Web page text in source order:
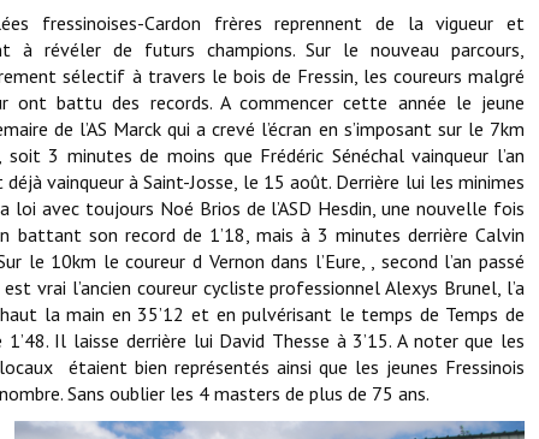
Fêtes et manifestations
Numéros d'urgence
Terrains et maisons à vendre
VOTRE MAIRIE
Elus et agents
L'équipe municipale
Le personnel municipal
Les moyens financiers
fressinoises-Cardon frères reprennent de la vigueur et
à révéler de futurs champions. Sur le nouveau parcours,
sélectif à travers le bois de Fressin, les coureurs malgré
ont battu des records. A commencer cette année le jeune
de l’AS Marck qui a crevé l’écran en s’imposant sur le 7km
soit 3 minutes de moins que Frédéric Sénéchal vainqueur l’an
déjà vainqueur à Saint-Josse, le 15 août. Derrière lui les minimes
avec toujours Noé Brios de l’ASD Hesdin, une nouvelle fois
battant son record de 1’18, mais à 3 minutes derrière Calvin
le 10km le coureur d Vernon dans l’Eure, , second l’an passé
vrai l’ancien coureur cycliste professionnel Alexys Brunel, l’a
la main en 35’12 et en pulvérisant le temps de Temps de
1’48. Il laisse derrière lui David Thesse à 3’15. A noter que les
étaient bien représentés ainsi que les jeunes Fressinois
Sans oublier les 4 masters de plus de 75 ans.